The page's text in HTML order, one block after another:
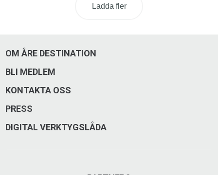
Ladda fler
OM ÅRE DESTINATION
BLI MEDLEM
KONTAKTA OSS
PRESS
DIGITAL VERKTYGSLÅDA